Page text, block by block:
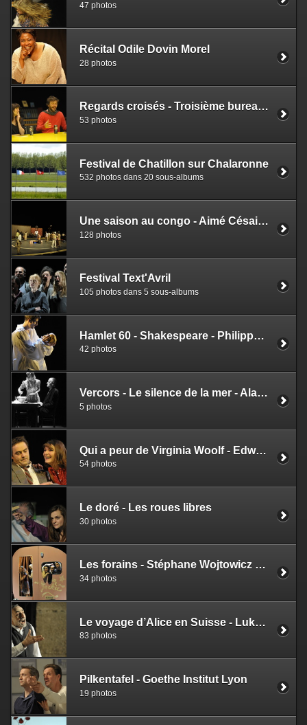
47 photos
Récital Odile Dovin Morel
28 photos
Regards croisés - Troisième bureau Grenoble
53 photos
Festival de Chatillon sur Chalaronne
532 photos dans 20 sous-albums
Une saison au congo - Aimé Césaire - Christian Schiaretti
128 photos
Festival Text'Avril
105 photos dans 5 sous-albums
Hamlet 60 - Shakespeare - Philippe Mangenot
42 photos
Vercors - Le silence de la mer - Alain Bourbon
5 photos
Qui a peur de Virginia Woolf - Edward Albee
54 photos
Le doré - Les roues libres
30 photos
Les forains - Stéphane Wojtowicz - Cie Les Déméningeurs
34 photos
Le voyage d’Alice en Suisse - Lukas Barfuss
83 photos
Pilkentafel - Goethe Institut Lyon
19 photos